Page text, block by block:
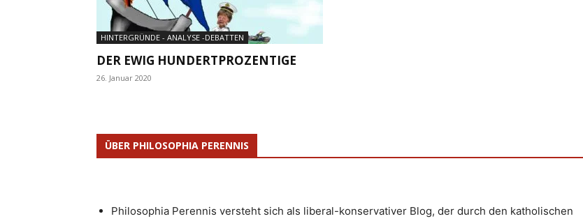
HINTERGRÜNDE - ANALYSE -DEBATTEN
DER EWIG HUNDERTPROZENTIGE
26. Januar 2020
ÜBER PHILOSOPHIA PERENNIS
Philosophia Perennis versteht sich als liberal-konservativer Blog, der durch den katholischen